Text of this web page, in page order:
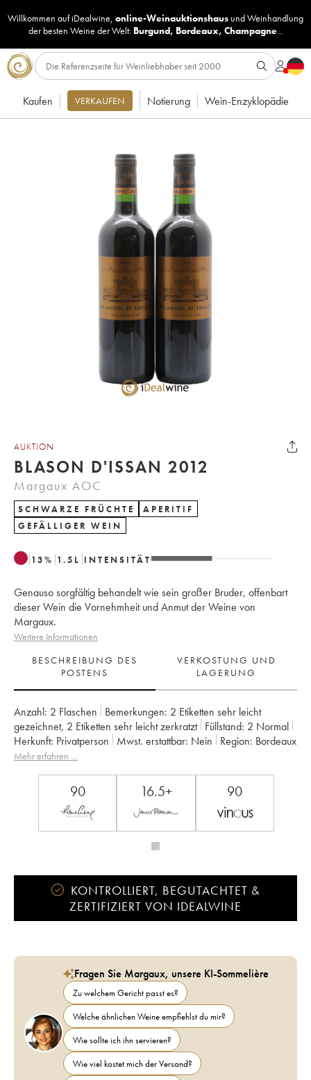
Willkommen auf iDealwine, online-Weinauktionshaus undWeinhandlung
der besten Weine der Welt: Burgund, Bordeaux, Champagne...
Kaufen VERKAUFEN Notierung Wein-Enzyklopädie
AUKTION
BLASON D'ISSAN 2012
Margaux AOC
SCHWARZE FRÜCHTE
APERITIF
GEFÄLLIGER WEIN
13% 1.5 L INTENSITÄT
Genauso sorgfältig behandelt wie sein großer Bruder, offenbart
dieser Wein die Vornehmheit und Anmut der Weine von
Margaux.
Weitere Informationen
BESCHREIBUNG DES
POSTENS
VERKOSTUNG UND
LAGERUNG
Anzahl: 2 Flaschen Bemerkungen: 2 Etiketten sehr leicht
gezeichnet, 2 Etiketten sehr leicht zerkratzt Füllstand: 2 Normal
Herkunft:
privatperson Mwst. erstattbar: nein Region:
Bordeaux
Appellation:
Mehr erfahren …
90 16.5+ 90
KONTROLLIERT, BEGUTACHTET &
ZERTIFIZIERT VON IDEALWINE
Fragen Sie Margaux, unsere KI-Sommelière
Zu welchem Gericht passt es?
Welche ähnlichen Weine empfiehlst du mir?
Wie sollte ich ihn servieren?
Wie viel kostet mich der Versand?